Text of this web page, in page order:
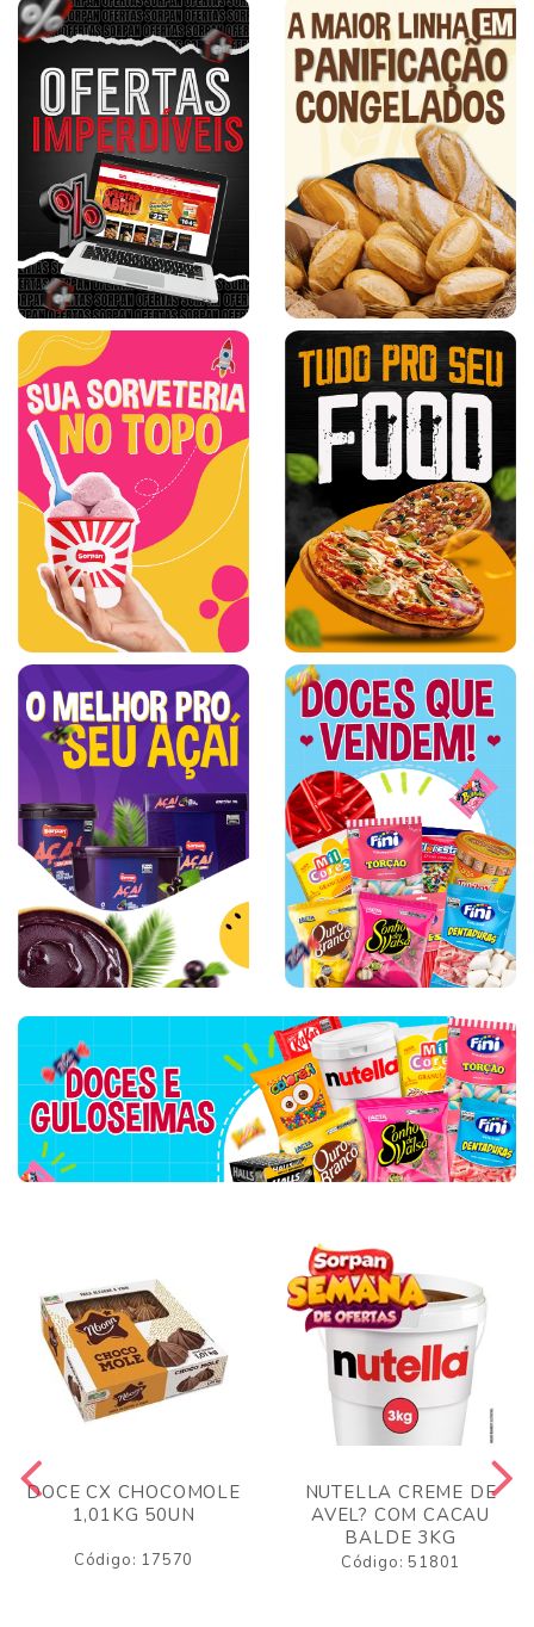
DOCE CX CHOCOMOLE
1,01KG 50UN
Código: 17570
NUTELLA CREME DE
AVEL? COM CACAU
BALDE 3KG
Código: 51801